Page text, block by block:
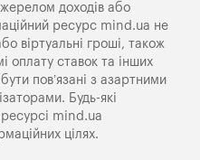
доходів або
ресурс mind.ua не
віртуальні гроші, також
оплату ставок та інших
пов’язані з азартними
Будь-які
mind.ua
цілях.